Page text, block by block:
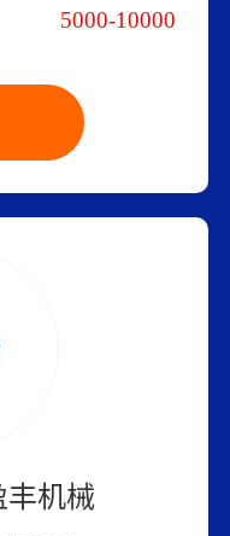
5000-10000
丰机械